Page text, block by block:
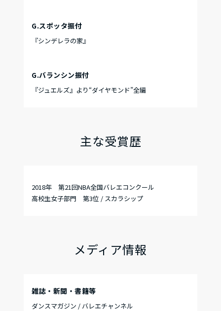
G.スポッタ振付
『シンデレラの家』
G.バランシン振付
『ジュエルズ』より“ダイヤモンド”全編
主な受賞歴
2018年 第21回NBA全国バレエコンクール
高校生女子部門 第3位 / スカラシップ
メディア情報
雑誌・新聞・書籍等
ダンスマガジン / バレエチャンネル